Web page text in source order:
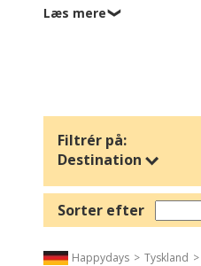
Hold også øje med næste
Læs mere❯
Filtrér på:
Destination
Sorter efter
Happydays Tyskland